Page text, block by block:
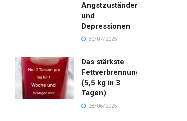
Angstzuständen
und
Depressionen
30/07/2025
Das stärkste
Fettverbrennungsgetränk
(5,5 kg in 3
Tagen)
28/06/2025